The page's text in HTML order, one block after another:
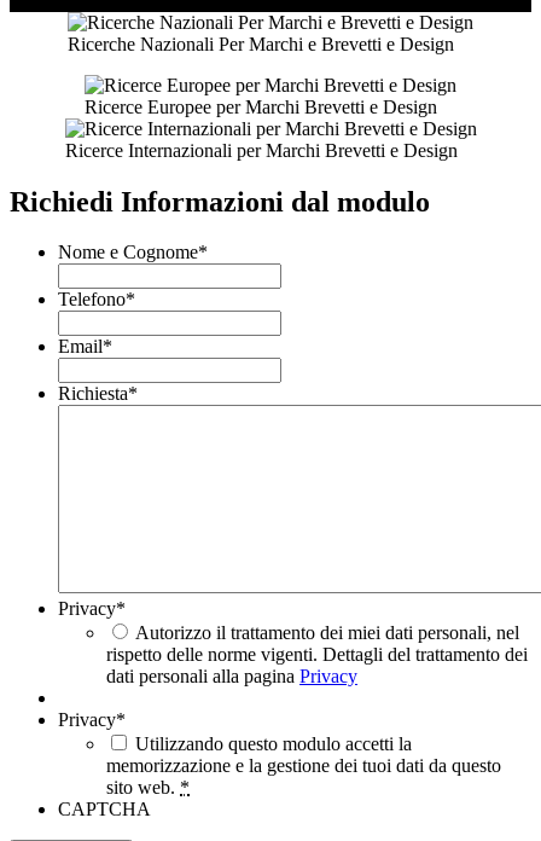
Ricerche Nazionali Per Marchi e Brevetti e Design
Ricerce Europee per Marchi Brevetti e Design
Ricerce Internazionali per Marchi Brevetti e Design
Richiedi Informazioni dal modulo
Nome e Cognome*
Telefono*
Email*
Richiesta*
Privacy*
Autorizzo il trattamento dei miei dati personali, nel
rispetto delle norme vigenti. Dettagli del trattamento dei
dati personali alla pagina Privacy
Privacy*
Utilizzando questo modulo accetti la
memorizzazione e la gestione dei tuoi dati da questo
sito web. *
CAPTCHA